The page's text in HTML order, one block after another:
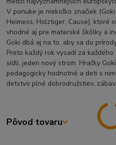
V ponuke je niekoľko značiek
Heimess, Holztiger, Cause), ktoré
vhodné aj pre materské škôlky a
Goki dbá aj na to, aby sa do
Preto každý rok vysadí za
sídli, jeden nový strom. Hračky
pedagogicky hodnotné a deti s
detstvo plné dobrodružstiev,
Pôvod tovaru